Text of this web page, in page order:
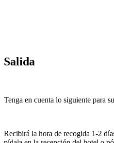
Salida
Tenga en cuenta lo siguiente para
Recibirá la hora de recogida 1-2